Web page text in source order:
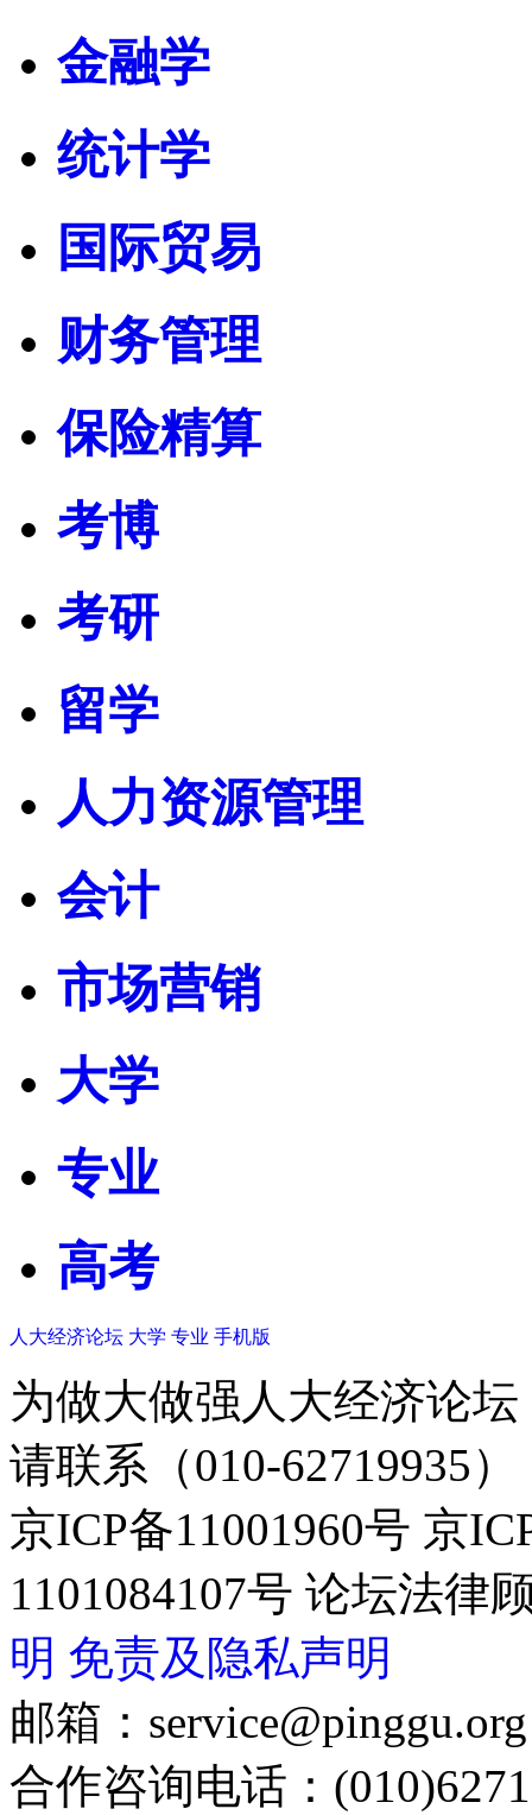
金融学
统计学
国际贸易
财务管理
保险精算
考博
考研
留学
人力资源管理
会计
市场营销
大学
专业
高考
人大经济论坛 大学 专业 手机版
为做大做强人大经济论
请联系（010-62719935）
京ICP备11001960号 京
1101084107号 论坛法律
明 免责及隐私声明
邮箱：service@pinggu.org
合作咨询电话：